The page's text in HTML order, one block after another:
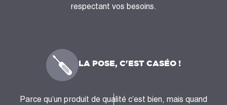
respectant vos besoins.
LA POSE, C'EST CASÉO !
Parce qu’un produit de qualité c’est bien, mais quand